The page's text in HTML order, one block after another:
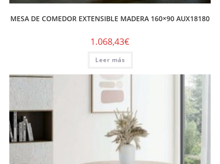
MESA DE COMEDOR EXTENSIBLE MADERA 160×90 AUX18180
1.068,43€
Leer más